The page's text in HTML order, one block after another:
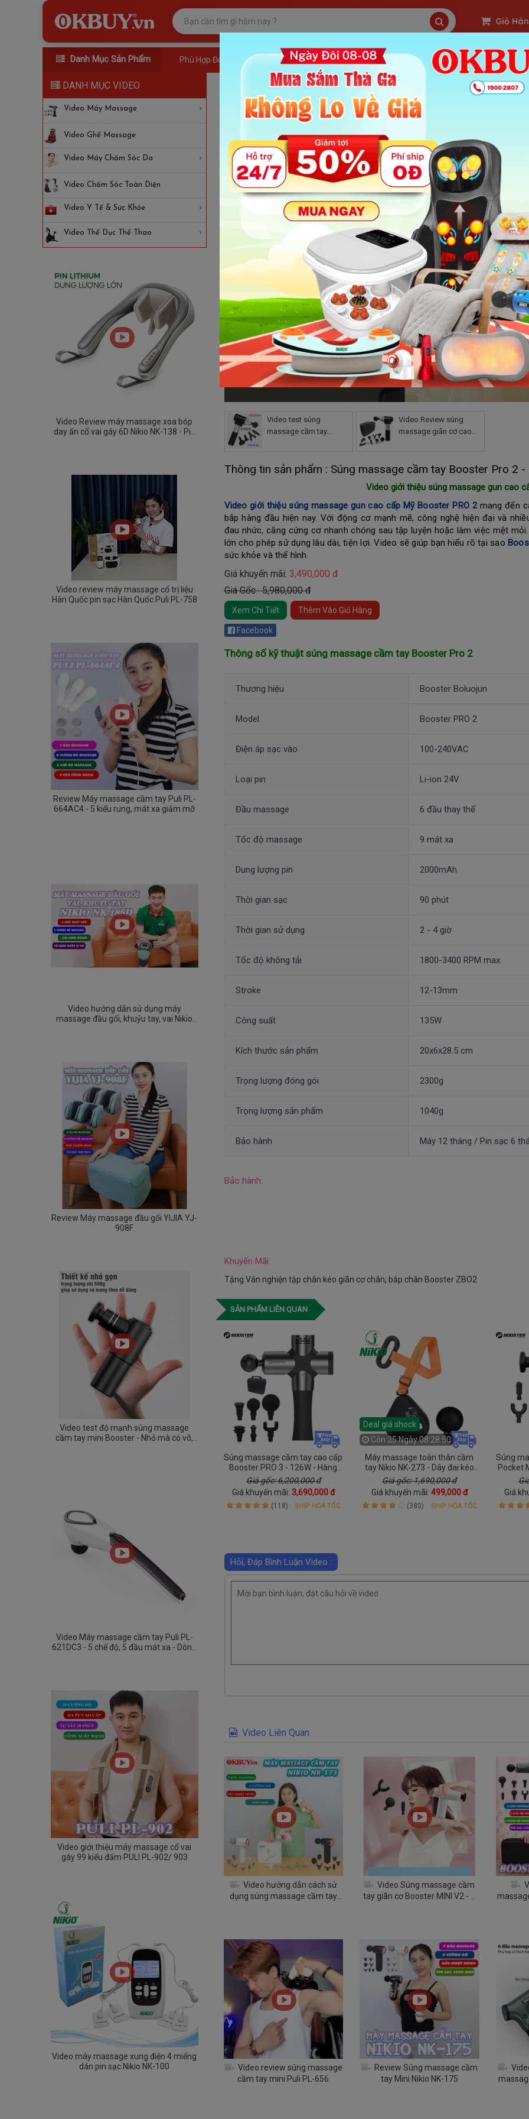
Giỏ
Danh Mục Sản Phẩm Phù Hợp Đối Tượng SP Freeship OKBUY Deal Sản Phẩm Hot
DANH MỤC VIDEO
Video Máy Massage
Video Ghế Massage
Video Máy Chăm Sóc Da
Video Chăm Sóc Toàn Diện
Video Y Tế & Sức Khỏe
Video Thể Dục Thể Thao
Video Review máy massage xoa bóp
day ấn cổ vai gáy 6D Nikio NK-138 - Pin
Video review máy massage cổ trị liệu
Hàn Quốc pin sạc Hàn Quốc Puli PL-758
Review Máy massage cầm tay Puli PL-
664AC4 - 5 kiểu rung, mát xa giảm mỡ
Video hướng dẫn sử dụng máy
massage đầu gối, khuỷu tay, vai Nikio
Review Máy massage đầu gối YIJIA YJ-
908F
Video test độ mạnh súng massage
cầm tay mini Booster - Nhỏ mà có võ,
Video Máy massage cầm tay Puli PL-
621DC3 - 5 chế độ, 5 đầu mát xa - Dòng
Video giới thiệu máy massage cổ vai
gáy 99 kiểu đấm PULI PL-902/ 903
Video máy massage xung điện 4 miếng
dán pin sạc Nikio NK-100
Video giới thiệu súng massage gun cao cấp Mỹ Booster PRO 2
Video test súng
massage cầm tay
Video Review súng
massage giãn cơ cao
Thông tin sản phẩm : Súng massage cầm tay Booster Pro 2
Video giới thiệu súng massage gun cao
Video giới thiệu súng massage gun cao cấp Mỹ Booster PRO 2mang đến
bắp hàng đầu hiện nay. Với động cơ mạnh mẽ, công nghệ hiện đại và
đau nhức, căng cứng cơ nhanh chóng sau tập luyện hoặc làm việc mệt
lớn cho phép sử dụng lâu dài, tiện lợi. Video sẽ giúp bạn hiểu rõ tại sao
sức khỏe và thể hình.
Giá khuyến mãi: 3,490,000 đ
Giá Gốc : 5,980,000 đ
Xem Chi Tiết Thêm Vào Giỏ Hàng
Facebook
Thông số kỹ thuật súng massage cầm tay Booster Pro 2
Thương hiệu Booster Boluojun
Model Booster PRO 2
Điện áp sạc vào 100-240VAC
Loại pin Li-ion 24V
Đầu massage 6 đầu thay thế
Tốc độ massage 9 mát xa
Dung lượng pin 2000mAh
Thời gian sạc 90 phút
Thời gian sử dụng 2 - 4 giờ
Tốc độ không tải 1800-3400 RPM max
Stroke 12-13mm
Công suất 135W
Kích thước sản phẩm 20x6x28.5 cm
Trọng lượng đóng gói 2300g
Trọng lượng sản phẩm 1040g
Bảo hành Máy 12 tháng / Pin sạc 6
Bảo hành:
Khuyến Mãi:
Tặng Ván nghiện tập chân kéo giãn cơ chân, bắp chân Booster ZBO2
SẢN PHẨM LIÊN QUAN
Súng massage cầm tay cao cấp
Booster PRO 3 - 126W - Hàng
chính hãng, lực đấm mạnh
Giá gốc: 6,200,000 đ
Giá khuyến mãi: 3,690,000 đ
(118) SHIP HỎA TỐC
Deal giá shock
Còn 25 Ngày 08:28:49
Máy massage toàn thân cầm
tay Nikio NK-273 - Dây đai kéo
50W, với tới lưng và vai gáy dễ
dàng
Giá gốc: 1,690,000 đ
Giá khuyến mãi: 499,000 đ
(380) SHIP HỎA TỐC
Súng
Pocket
Giá
Hỏi, Đáp Bình Luận Video :
Video Liên Quan
Video hướng dẫn cách sử
dụng súng massage cầm tay
Video Súng massage cầm
tay giãn cơ Booster MINI V2 - 4
Video review súng massage
cầm tay mini Puli PL-656
Review Súng massage cầm
tay Mini Nikio NK-175